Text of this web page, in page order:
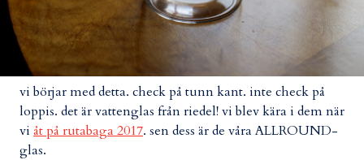
vi börjar med detta. check på tunn kant. inte check på
loppis. det är vattenglas från riedel! vi blev kära i dem när
vi åt på rutabaga 2017. sen dess är de våra ALLROUND-
glas.